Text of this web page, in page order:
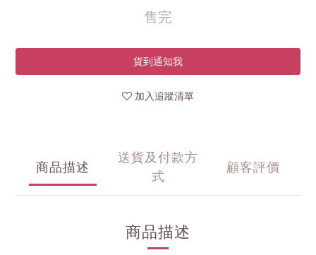
售完
貨到通知我
加入追蹤清單
商品描述
送貨及付款方
式
顧客評價
商品描述